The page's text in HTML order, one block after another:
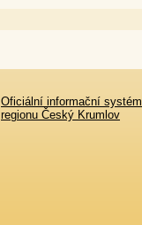
Oficiální informační systém
regionu Český Krumlov